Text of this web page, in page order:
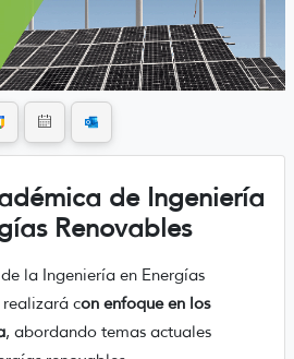
de Ingeniería
Renovables
la Ingeniería en Energías
realizará con enfoque en los
, abordando temas actuales